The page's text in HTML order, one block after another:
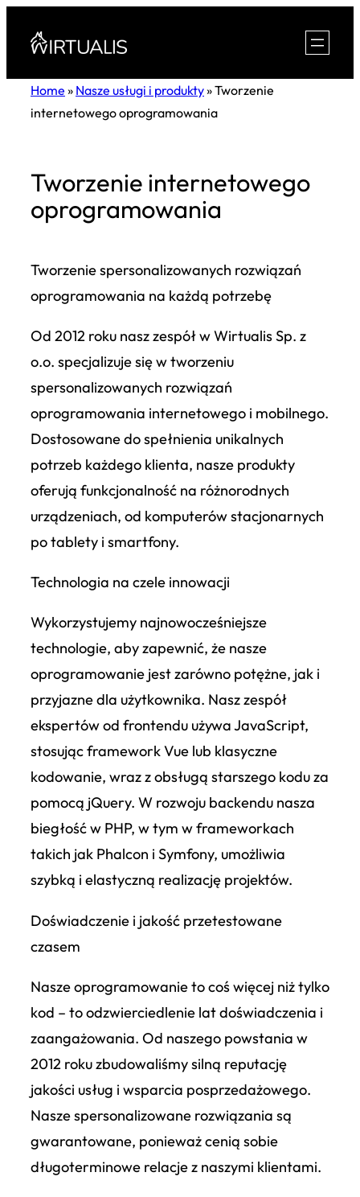
Home » Nasze usługi i produkty»Tworzenie
internetowego oprogramowania
Tworzenie internetowego
oprogramowania
Tworzenie spersonalizowanych rozwiązań
oprogramowania na każdą potrzebę
Od 2012 roku nasz zespół w Wirtualis Sp. z
o.o. specjalizuje się w tworzeniu
spersonalizowanych rozwiązań
oprogramowania internetowego i mobilnego.
Dostosowane do spełnienia unikalnych
potrzeb każdego klienta, nasze produkty
oferują funkcjonalność na różnorodnych
urządzeniach, od komputerów stacjonarnych
po tablety i smartfony.
Technologia na czele innowacji
Wykorzystujemy najnowocześniejsze
technologie, aby zapewnić, że nasze
oprogramowanie jest zarówno potężne, jak i
przyjazne dla użytkownika. Nasz zespół
ekspertów od frontendu używa JavaScript,
stosując framework Vue lub klasyczne
kodowanie, wraz z obsługą starszego kodu za
pomocą jQuery. W rozwoju backendu nasza
biegłość w PHP, w tym w frameworkach
takich jak Phalcon i Symfony, umożliwia
szybką i elastyczną realizację projektów.
Doświadczenie i jakość przetestowane
czasem
Nasze oprogramowanie to coś więcej niż tylko
kod – to odzwierciedlenie lat doświadczenia i
zaangażowania. Od naszego powstania w
2012 roku zbudowaliśmy silną reputację
jakości usług i wsparcia posprzedażowego.
Nasze spersonalizowane rozwiązania są
gwarantowane, ponieważ cenią sobie
długoterminowe relacje z naszymi klientami.